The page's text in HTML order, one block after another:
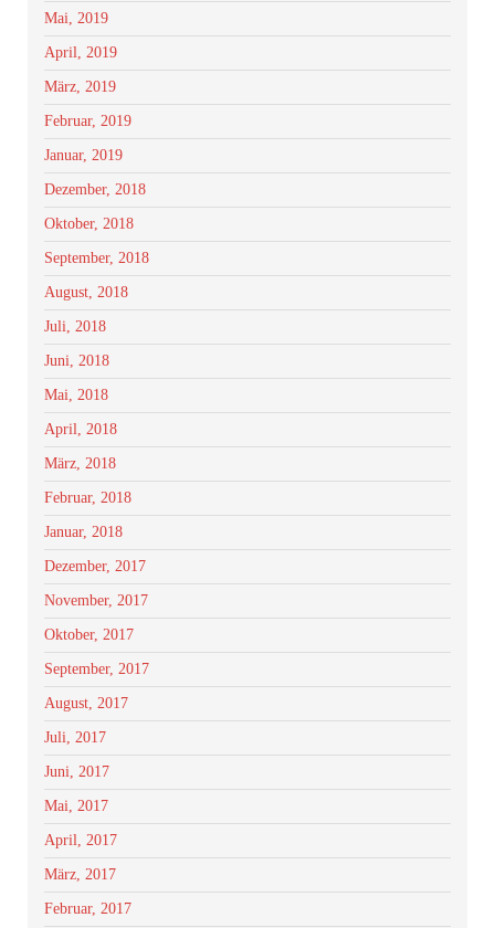
Mai, 2019
April, 2019
März, 2019
Februar, 2019
Januar, 2019
Dezember, 2018
Oktober, 2018
September, 2018
August, 2018
Juli, 2018
Juni, 2018
Mai, 2018
April, 2018
März, 2018
Februar, 2018
Januar, 2018
Dezember, 2017
November, 2017
Oktober, 2017
September, 2017
August, 2017
Juli, 2017
Juni, 2017
Mai, 2017
April, 2017
März, 2017
Februar, 2017